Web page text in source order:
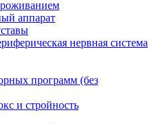
аппарат
нервная система
программ (без
и стройность